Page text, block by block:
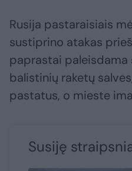
Rusija pastaraisiais
sustiprino atakas
paprastai paleisdama
balistinių raketų
pastatus, o mieste
Susiję